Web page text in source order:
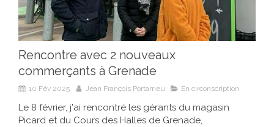
Rencontre avec 2 nouveaux
commerçants à Grenade
10 Fév 2025 Jean François Portarrieu En circonscription
Le 8 février, j'ai rencontré les gérants du magasin
Picard et du Cours des Halles de Grenade,